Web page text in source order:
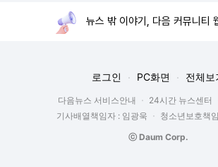
뉴스 밖 이야기, 다음 커뮤니티
로그인 PC화면 전체보
다음뉴스 서비스안내 24시간 뉴스센터
기사배열책임자 : 임광욱
청소년보호책
ⓒ Daum Corp.